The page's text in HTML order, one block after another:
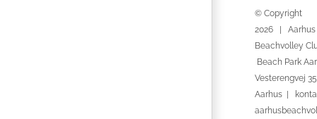
© Copyright
2026 | Aarhus
Beachvolley
Beach Park
Vesterengvej
Aarhus |